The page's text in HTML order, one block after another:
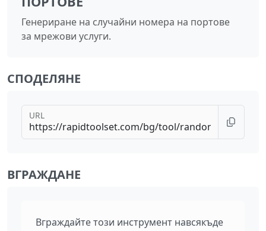
Генериране на случайни номера на портове
за мрежови услуги.
СПОДЕЛЯНЕ
URL
ВГРАЖДАНЕ
Вграждайте този инструмент навсякъде